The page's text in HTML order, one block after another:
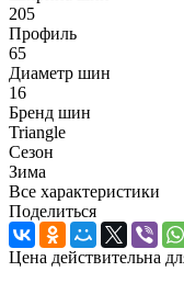
205
Профиль
65
Диаметр шин
16
Бренд шин
Triangle
Сезон
Зима
Все характеристики
Поделиться
Цена действительна